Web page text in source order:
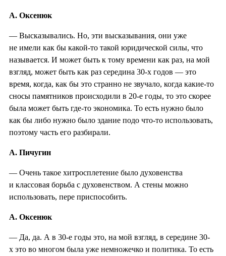
А. Оксенюк
— Высказывались. Но, эти высказывания, они уже
не имели как бы какой-то такой юридической силы, что
называется. И может быть к тому времени как раз, на мой
взгляд, может быть как раз середина 30-х годов — это
время, когда, как бы это странно не звучало, когда какие-то
сносы памятников происходили в 20-е годы, то это скорее
была может быть где-то экономика. То есть нужно было
как бы либо нужно было здание подо что-то использовать,
поэтому часть его разбирали.
А. Пичугин
— Очень такое хитросплетение было духовенства
и классовая борьба с духовенством. А стены можно
использовать, пере приспособить.
А. Оксенюк
— Да, да. А в 30-е годы это, на мой взгляд, в середине 30-
х это во многом была уже немножечко и политика. То есть